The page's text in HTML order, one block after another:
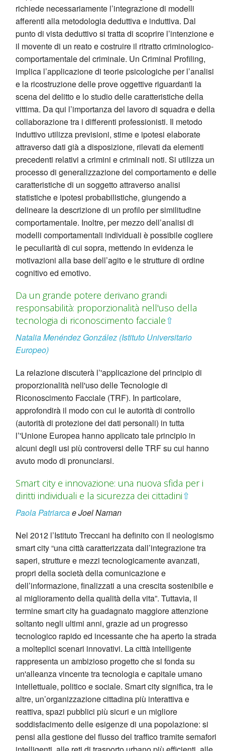
richiede necessariamente l’integrazione di modelli
afferenti alla metodologia deduttiva e induttiva. Dal
punto di vista deduttivo si tratta di scoprire l’intenzione e
il movente di un reato e costruire il ritratto criminologico-
comportamentale del criminale. Un Criminal Profiling,
implica l’applicazione di teorie psicologiche per l’analisi
e la ricostruzione delle prove oggettive riguardanti la
scena del delitto e lo studio delle caratteristiche della
vittima. Da qui l’importanza del lavoro di squadra e della
collaborazione tra i differenti professionisti. Il metodo
induttivo utilizza previsioni, stime e ipotesi elaborate
attraverso dati già a disposizione, rilevati da elementi
precedenti relativi a crimini e criminali noti. Si utilizza un
processo di generalizzazione del comportamento e delle
caratteristiche di un soggetto attraverso analisi
statistiche e ipotesi probabilistiche, giungendo a
delineare la descrizione di un profilo per similitudine
comportamentale. Inoltre, per mezzo dell’analisi di
modelli comportamentali individuali è possibile cogliere
le peculiarità di cui sopra, mettendo in evidenza le
motivazioni alla base dell’agito e le strutture di ordine
cognitivo ed emotivo.
Da un grande potere derivano grandi
responsabilità: proporzionalità nell'uso della
tecnologia di riconoscimento facciale⇧
Natalia Menéndez González (Istituto Universitario
Europeo)
La relazione discuterà l’'applicazione del principio di
proporzionalità nell'uso delle Tecnologie di
Riconoscimento Facciale (TRF). In particolare,
approfondirà il modo con cui le autorità di controllo
(autorità di protezione dei dati personali) in tutta
l’'Unione Europea hanno applicato tale principio in
alcuni degli usi più controversi delle TRF su cui hanno
avuto modo di pronunciarsi.
Smart city e innovazione: una nuova sfida per i
diritti individuali e la sicurezza dei cittadini⇧
Paola Patriarcae Joel Naman
Nel 2012 l’Istituto Treccani ha definito con il neologismo
smart city “una città caratterizzata dall’integrazione tra
saperi, strutture e mezzi tecnologicamente avanzati,
propri della società della comunicazione e
dell’informazione, finalizzati a una crescita sostenibile e
al miglioramento della qualità della vita”. Tuttavia, il
termine smart city ha guadagnato maggiore attenzione
soltanto negli ultimi anni, grazie ad un progresso
tecnologico rapido ed incessante che ha aperto la strada
a molteplici scenari innovativi. La città intelligente
rappresenta un ambizioso progetto che si fonda su
un'alleanza vincente tra tecnologia e capitale umano
intellettuale, politico e sociale. Smart city significa, tra le
altre, un’organizzazione cittadina più interattiva e
reattiva, spazi pubblici più sicuri e un migliore
soddisfacimento delle esigenze di una popolazione: si
pensi alla gestione del flusso del traffico tramite semafori